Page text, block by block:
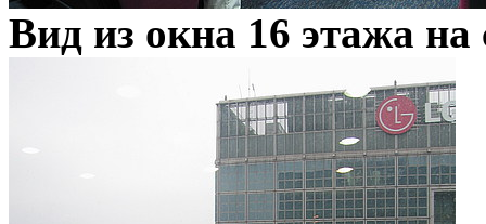
Вид из окна 16 этажа на